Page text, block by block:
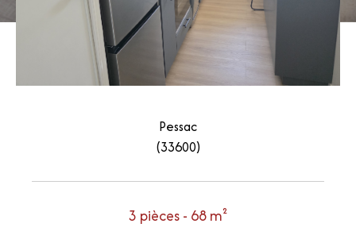
Pessac
(33600)
3 pièces - 68 m²